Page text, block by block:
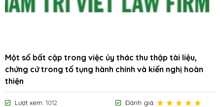
Một số bất cập trong việc ủy thác thu thập tài liệu,
chứng cứ trong tố tụng hành chính và kiến nghị hoàn
thiện
Lượt xem: 1012 Đánh giá: